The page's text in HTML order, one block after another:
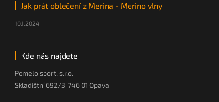
Jak prát oblečení z Merina - Merino vlny
10.1.2024
Kde nás najdete
Pomelo sport, s.r.o.
Skladištní 692/3, 746 01 Opava